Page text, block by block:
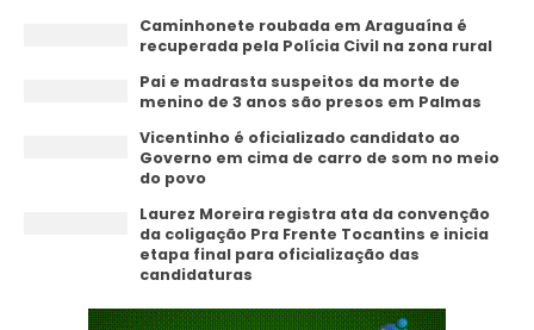
Caminhonete roubada em Araguaína é
recuperada pela Polícia Civil na zona rural
Pai e madrasta suspeitos da morte de
menino de 3 anos são presos em Palmas
Vicentinho é oficializado candidato ao
Governo em cima de carro de som no meio
do povo
Laurez Moreira registra ata da convenção
da coligação Pra Frente Tocantins e inicia
etapa final para oficialização das
candidaturas